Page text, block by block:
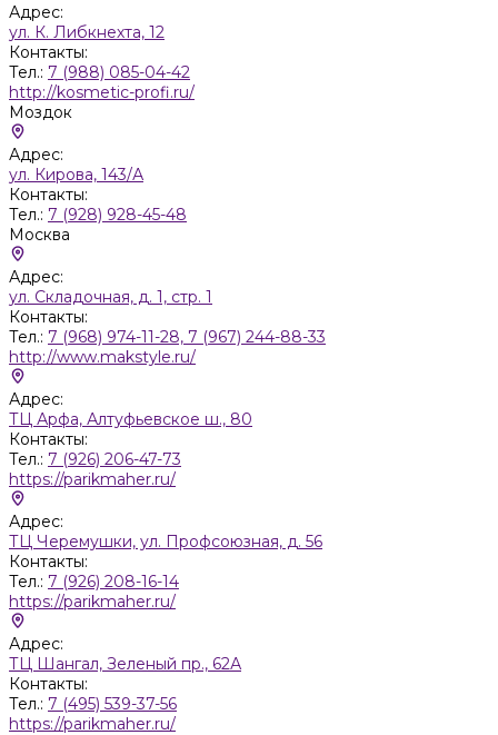
Адрес:
ул. К. Либкнехта, 12
Контакты:
Тел.: 7 (988) 085-04-42
http://kosmetic-profi.ru/
Моздок
Адрес:
ул. Кирова, 143/А
Контакты:
Тел.: 7 (928) 928-45-48
Москва
Адрес:
ул. Складочная, д. 1, стр. 1
Контакты:
Тел.: 7 (968) 974-11-28, 7 (967) 244-88-33
http://www.makstyle.ru/
Адрес:
ТЦ Арфа, Алтуфьевское ш., 80
Контакты:
Тел.: 7 (926) 206-47-73
https://parikmaher.ru/
Адрес:
ТЦ Черемушки, ул. Профсоюзная, д. 56
Контакты:
Тел.: 7 (926) 208-16-14
https://parikmaher.ru/
Адрес:
ТЦ Шангал, Зеленый пр., 62А
Контакты:
Тел.: 7 (495) 539-37-56
https://parikmaher.ru/